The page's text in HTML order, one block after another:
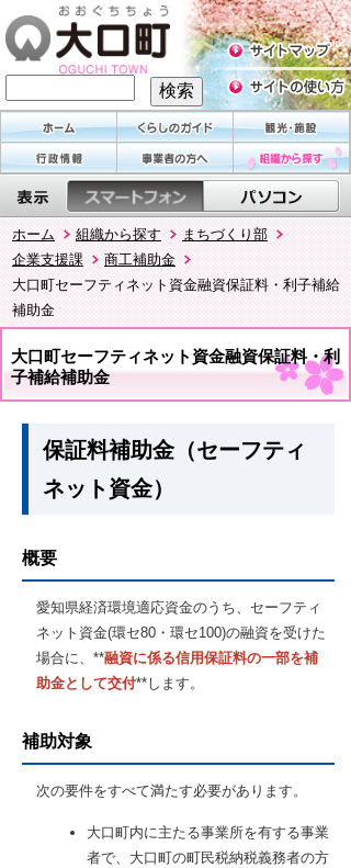
ホーム 組織から探す
まちづくり部
企業支援課
商工補助金
大口町セーフティネット資金融資保証料・利子補給
補助金
大口町セーフティネット資金融資保証料・利
子補給補助金
保証料補助金（セーフティ
ネット資金）
概要
愛知県経済環境適応資金のうち、セーフティ
ネット資金(環セ80・環セ100)の融資を受けた
場合に、**融資に係る信用保証料の一部を補
助金として交付**します。
補助対象
次の要件をすべて満たす必要があります。
大口町内に主たる事業所を有する事業
者で、大口町の町民税納税義務者の方